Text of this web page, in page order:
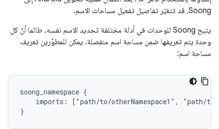
Soong، قد تتغيّر تفاصيل تفعيل مساحات الاسم.
يتيح Soong للوحدات في أدلة مختلفة تحديد الاسم نفسه، طالما أنّ كل
وحدة يتم تعريفها ضمن مساحة اسم منفصلة. يمكن للمطوّرين تعريف
مساحة اسم:
soong_namespace {
imports: ["path/to/otherNamespace1", "path/